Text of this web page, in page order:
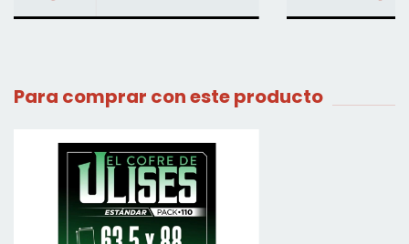
Para comprar con este producto